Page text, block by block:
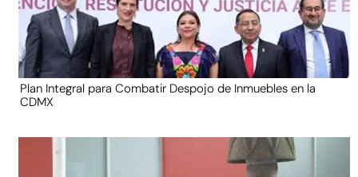
Plan Integral para Combatir Despojo de Inmuebles en la
CDMX